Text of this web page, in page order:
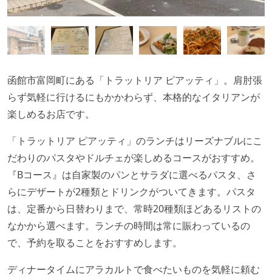
函館市富岡町にある「トラットリア ピアッティ」。肩肘張
らず気軽に行けるにもかかわらず、本格的なイタリアンが
楽しめるお店です。
「トラットリア ピアッティ」のランチはリーズナブルにこ
だわりのパスタやドルチェが楽しめるコースがおすすめ。
『Bコース』は自家製のパンとサラダに選べるパスタ、さ
らにデザートが2種類とドリンクがついてきます。パスタ
は、定番から日替わりまで、常時20種類ほどあるリストの
なかから選べます。ランチの時間は常に賑わっているの
で、予約を取ることをおすすめします。
ディナータイムにアラカルトで食べたいものを気軽に頼む